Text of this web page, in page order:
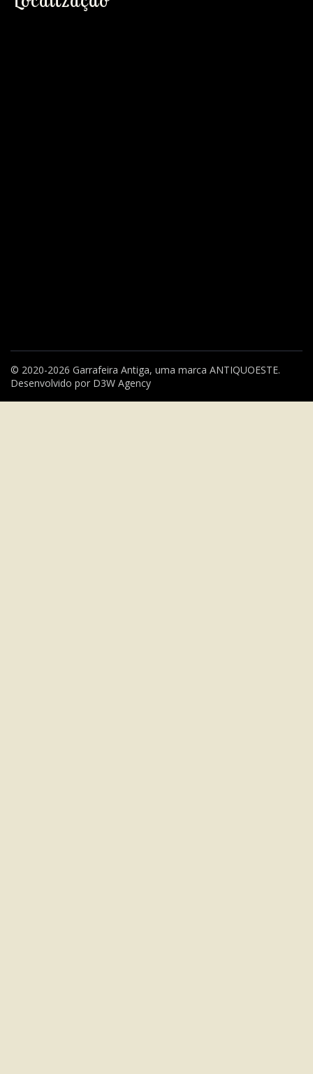
© 2020-2026 Garrafeira Antiga, uma marca ANTIQUOESTE.
Desenvolvido por D3W Agency